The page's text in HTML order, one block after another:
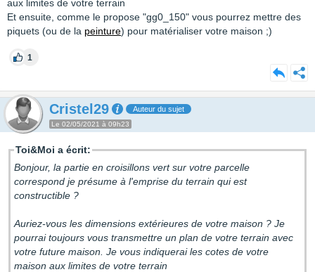
aux limites de votre terrain
Et ensuite, comme le propose "gg0_150" vous pourrez mettre des
piquets (ou de la peinture) pour matérialiser votre maison ;)
1
Cristel29 Auteur du sujet
Le 02/05/2021 à 09h23
Toi&Moi a écrit:
Bonjour, la partie en croisillons vert sur votre parcelle
correspond je présume à l'emprise du terrain qui est
constructible ?
Auriez-vous les dimensions extérieures de votre maison ? Je
pourrai toujours vous transmettre un plan de votre terrain avec
votre future maison. Je vous indiquerai les cotes de votre
maison aux limites de votre terrain